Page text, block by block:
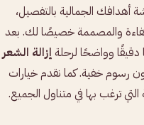
أهدافك الجمالية بالتفصيل،
كفاءة والمصممة خصيصًا لك. بعد
وواضحًا لرحلة إزالة الشعر
رسوم خفية. كما نقدم خيارات
ترغب بها في متناول الجميع.